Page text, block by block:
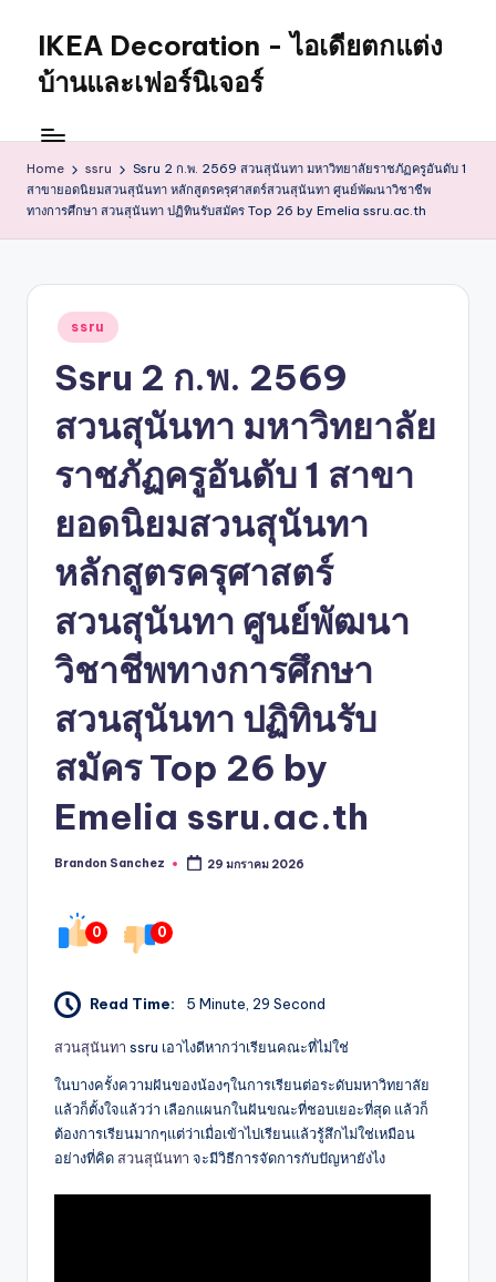
IKEA Decoration - ไอเดียตกแต่ง
บ้านและเฟอร์นิเจอร์
Home ssru
Ssru 2 ก.พ. 2569 สวนสุนันทา มหาวิทยาลัยราชภัฏครูอันดับ 1
สาขายอดนิยมสวนสุนันทา หลักสูตรครุศาสตร์สวนสุนันทา ศูนย์พัฒนาวิชาชีพ
ทางการศึกษา สวนสุนันทา ปฏิทินรับสมัคร Top 26 by Emelia ssru.ac.th
Posted
in
ssru
Ssru 2 ก.พ. 2569
สวนสุนันทา มหาวิทยาลัย
ราชภัฏครูอันดับ 1 สาขา
ยอดนิยมสวนสุนันทา
หลักสูตรครุศาสตร์
สวนสุนันทา ศูนย์พัฒนา
วิชาชีพทางการศึกษา
สวนสุนันทา ปฏิทินรับ
สมัคร Top 26 by
Emelia ssru.ac.th
Posted
Brandon Sanchez 29 มกราคม 2026
0 0
Read Time: 5 Minute, 29 Second
สวนสุนันทา ssru เอาไงดีหากว่าเรียนคณะที่ไม่ใช่
ในบางครั้งความฝันของน้องๆในการเรียนต่อระดับมหาวิทยาลัย
แล้วก็ตั้งใจแล้วว่า เลือกแผนกในฝันขณะที่ชอบเยอะที่สุด แล้วก็
ต้องการเรียนมากๆแต่ว่าเมื่อเข้าไปเรียนแล้วรู้สึกไม่ใช่เหมือน
อย่างที่คิด สวนสุนันทา จะมีวิธีการจัดการกับปัญหายังไง